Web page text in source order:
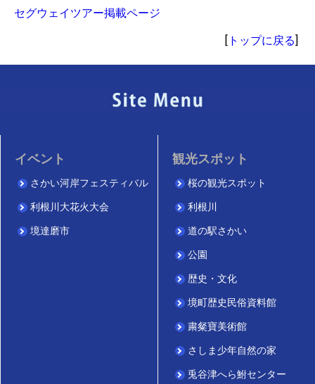
セグウェイツアー掲載ページ
トップに戻る
イベント
さかい河岸フェスティバル
利根川大花火大会
境達磨市
観光スポット
桜の観光スポット
利根川
道の駅さかい
公園
歴史・文化
境町歴史民俗資料館
粛粲寶美術館
さしま少年自然の家
兎谷津へら鮒センター